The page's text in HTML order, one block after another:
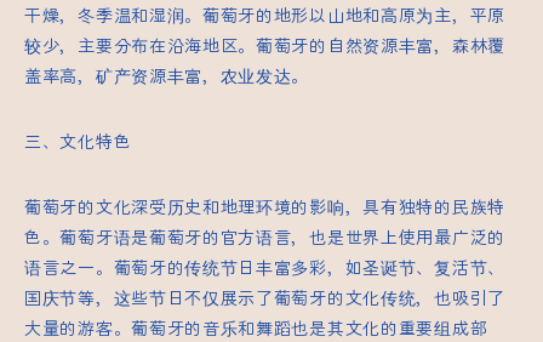
干燥，冬季温和湿润。葡萄牙的地形以山地和高原为主，平原
较少，主要分布在沿海地区。葡萄牙的自然资源丰富，森林覆
盖率高，矿产资源丰富，农业发达。
三、文化特色
葡萄牙的文化深受历史和地理环境的影响，具有独特的民族特
色。葡萄牙语是葡萄牙的官方语言，也是世界上使用最广泛的
语言之一。葡萄牙的传统节日丰富多彩，如圣诞节、复活节、
国庆节等，这些节日不仅展示了葡萄牙的文化传统，也吸引了
大量的游客。葡萄牙的音乐和舞蹈也是其文化的重要组成部